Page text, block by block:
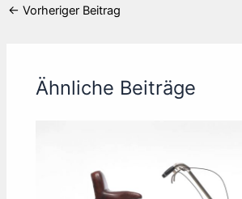
← Vorheriger Beitrag
Ähnliche Beiträge